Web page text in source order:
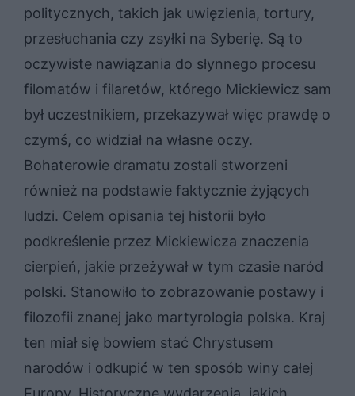
politycznych, takich jak uwięzienia, tortury,
przesłuchania czy zsyłki na Syberię. Są to
oczywiste nawiązania do słynnego procesu
filomatów i filaretów, którego Mickiewicz sam
był uczestnikiem, przekazywał więc prawdę o
czymś, co widział na własne oczy.
Bohaterowie dramatu zostali stworzeni
również na podstawie faktycznie żyjących
ludzi. Celem opisania tej historii było
podkreślenie przez Mickiewicza znaczenia
cierpień, jakie przeżywał w tym czasie naród
polski. Stanowiło to zobrazowanie postawy i
filozofii znanej jako martyrologia polska. Kraj
ten miał się bowiem stać Chrystusem
narodów i odkupić w ten sposób winy całej